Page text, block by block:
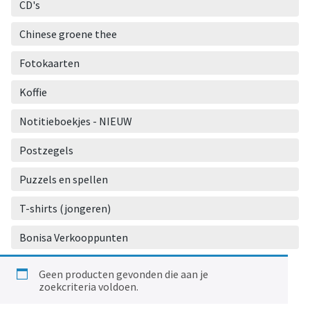
CD's
Chinese groene thee
Fotokaarten
Koffie
Notitieboekjes - NIEUW
Postzegels
Puzzels en spellen
T-shirts (jongeren)
Bonisa Verkooppunten
Geen producten gevonden die aan je
zoekcriteria voldoen.